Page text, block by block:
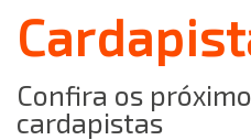
Confira os
cardapistas